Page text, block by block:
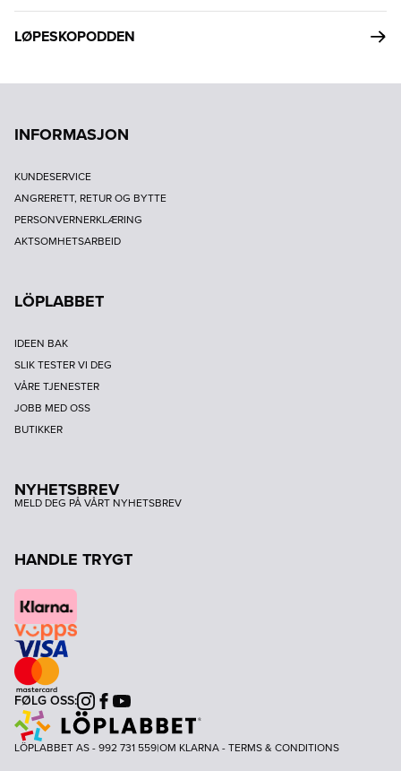
LØPESKOPODDEN
INFORMASJON
KUNDESERVICE
ANGRERETT, RETUR OG BYTTE
PERSONVERNERKLÆRING
AKTSOMHETSARBEID
LÖPLABBET
IDEEN BAK
SLIK TESTER VI DEG
VÅRE TJENESTER
JOBB MED OSS
BUTIKKER
NYHETSBREV
MELD DEG PÅ VÅRT NYHETSBREV
HANDLE TRYGT
FØLG OSS:Instagram
Facebook
Youtube
LÖPLABBET AS - 992 731 559|OM KLARNA-TERMS & CONDITIONS